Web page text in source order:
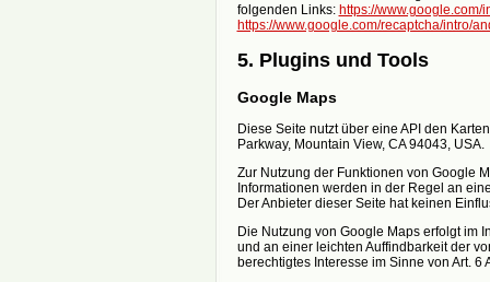
folgenden Links: https://www.google.com/
https://www.google.com/recaptcha/intro/
5. Plugins und Tools
Google Maps
Diese Seite nutzt über eine API den
Parkway, Mountain View, CA 94043, USA.
Zur Nutzung der Funktionen von Google
Informationen werden in der Regel an
Der Anbieter dieser Seite hat keinen
Die Nutzung von Google Maps erfolgt im
und an einer leichten Auffindbarkeit der
berechtigtes Interesse im Sinne von Art. 6